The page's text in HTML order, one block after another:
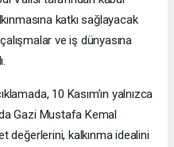
katkı sağlayacak
ve iş dünyasına
10 Kasım’ın yalnızca
Gazi Mustafa Kemal
değerlerini, kalkınma idealini